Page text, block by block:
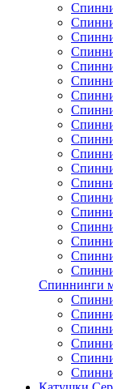
Спиннинги